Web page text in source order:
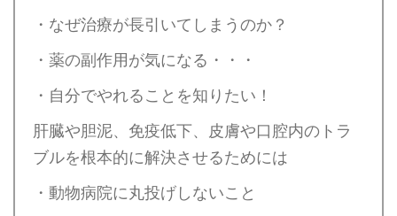
・なぜ治療が長引いてしまうのか？
・薬の副作用が気になる・・・
・自分でやれることを知りたい！
肝臓や胆泥、免疫低下、皮膚や口腔内のトラ
ブルを根本的に解決させるためには
・動物病院に丸投げしないこと